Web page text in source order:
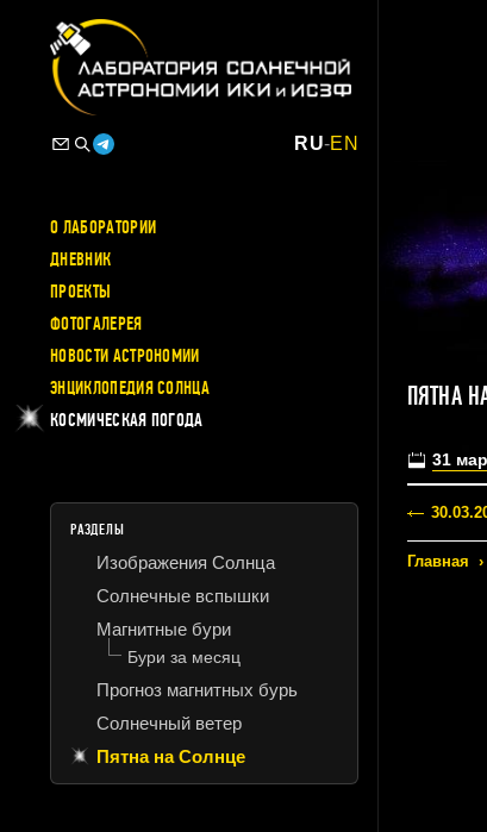
RU-EN
О ЛАБОРАТОРИИ
ДНЕВНИК
ПРОЕКТЫ
ФОТОГАЛЕРЕЯ
НОВОСТИ АСТРОНОМИИ
ЭНЦИКЛОПЕДИЯ СОЛНЦА
КОСМИЧЕСКАЯ ПОГОДА
РАЗДЕЛЫ
Изображения Солнца
Солнечные вспышки
Магнитные бури
Бури за месяц
Прогноз магнитных бурь
Солнечный ветер
Пятна на Солнце
ПЯТНА
31
Главная ›